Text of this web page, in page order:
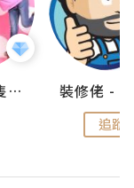
儍媽媽與兩隻小魔怪之家
追蹤